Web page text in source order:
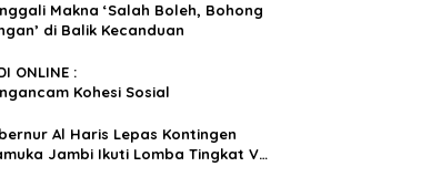
Makna ‘Salah Boleh, Bohong
di Balik Kecanduan
ONLINE :
Kohesi Sosial
Al Haris Lepas Kontingen
Jambi Ikuti Lomba Tingkat V